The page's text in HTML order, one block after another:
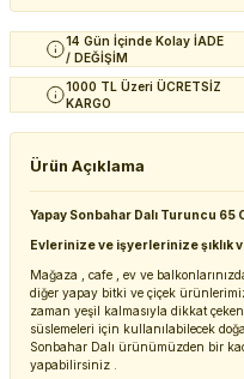
14 Gün İçinde Kolay İADE
/ DEĞİŞİM
1000 TL Üzeri ÜCRETSİZ
KARGO
Ürün Açıklama
Yapay Sonbahar Dalı Turuncu 65
Evlerinize ve işyerlerinize şıklık
Mağaza , cafe , ev ve
diğer yapay bitki ve çiçek
zaman yeşil kalmasıyla dikkat
süslemeleri için kullanılabilecek
Sonbahar Dalı ürünümüzden bir
yapabilirsiniz .